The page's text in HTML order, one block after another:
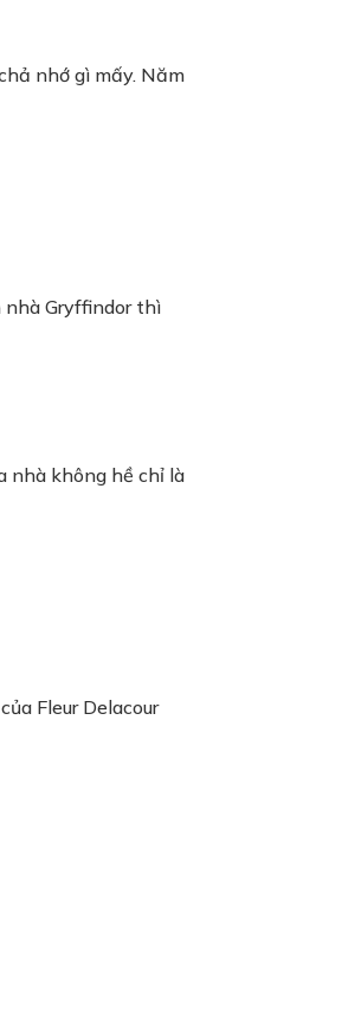
nhớ gì mấy. Năm
Gryffindor thì
nhà không hề chỉ là
Fleur Delacour